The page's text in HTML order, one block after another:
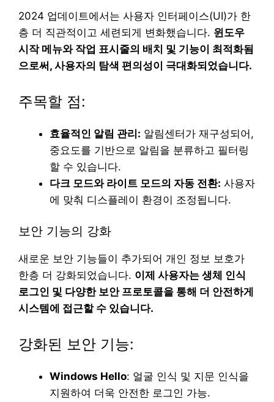
2024 업데이트에서는 사용자 인터페이스(UI)가 한
층 더 직관적이고 세련되게 변화했습니다. 윈도우
시작 메뉴와 작업 표시줄의 배치 및 기능이 최적화됨
으로써, 사용자의 탐색 편의성이 극대화되었습니다.
주목할 점:
효율적인 알림 관리: 알림센터가 재구성되어,
중요도를 기반으로 알림을 분류하고 필터링
할 수 있습니다.
다크 모드와 라이트 모드의 자동 전환: 사용자
에 맞춰 디스플레이 환경이 조정됩니다.
보안 기능의 강화
새로운 보안 기능들이 추가되어 개인 정보 보호가
한층 더 강화되었습니다. 이제 사용자는 생체 인식
로그인 및 다양한 보안 프로토콜을 통해 더 안전하게
시스템에 접근할 수 있습니다.
강화된 보안 기능:
Windows Hello: 얼굴 인식 및 지문 인식을
지원하여 더욱 안전한 로그인 가능.